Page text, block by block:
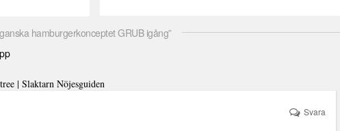
hamburgerkonceptet GRUB igång”
| Slaktarn Nöjesguiden
Svara